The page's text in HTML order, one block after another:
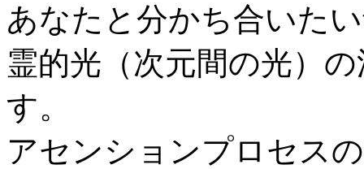
あなたと分かち合いた
霊的光（次元間の光）
す。
アセンションプロセス